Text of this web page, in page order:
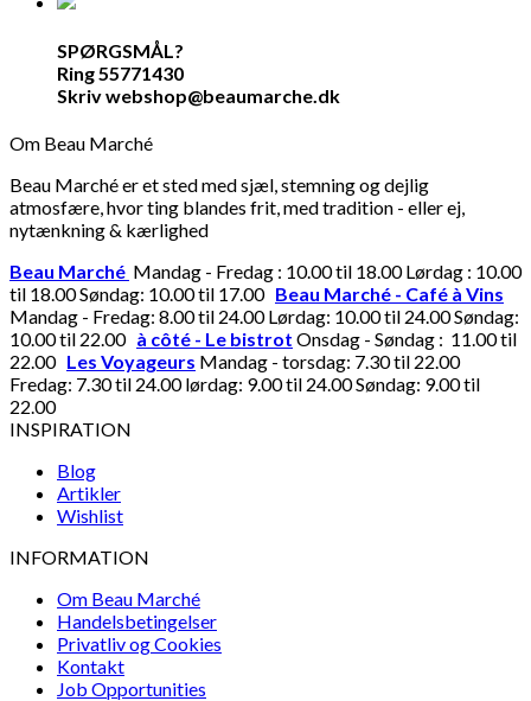
SPØRGSMÅL?
Ring 55771430
Skriv webshop@beaumarche.dk
Om Beau Marché
Beau Marché er et sted med sjæl, stemning og dejlig
atmosfære, hvor ting blandes frit, med tradition - eller ej,
nytænkning & kærlighed
Beau Marché Mandag - Fredag : 10.00 til 18.00 Lørdag : 10.00
til 18.00 Søndag: 10.00 til 17.00 Beau Marché - Café à Vins
Mandag - Fredag: 8.00 til 24.00 Lørdag: 10.00 til 24.00 Søndag:
10.00 til 22.00 à côté - Le bistrot Onsdag - Søndag : 11.00 til
22.00 Les Voyageurs Mandag - torsdag: 7.30 til 22.00
Fredag: 7.30 til 24.00 lørdag: 9.00 til 24.00 Søndag: 9.00 til
22.00
INSPIRATION
Blog
Artikler
Wishlist
INFORMATION
Om Beau Marché
Handelsbetingelser
Privatliv og Cookies
Kontakt
Job Opportunities